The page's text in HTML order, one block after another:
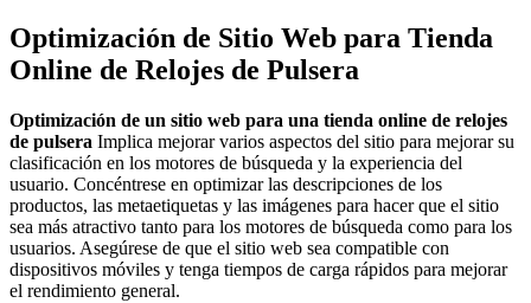
Optimización de Sitio Web para Tienda
Online de Relojes de Pulsera
Optimización de un sitio web para una tienda online de relojes
de pulsera Implica mejorar varios aspectos del sitio para mejorar su
clasificación en los motores de búsqueda y la experiencia del
usuario. Concéntrese en optimizar las descripciones de los
productos, las metaetiquetas y las imágenes para hacer que el sitio
sea más atractivo tanto para los motores de búsqueda como para los
usuarios. Asegúrese de que el sitio web sea compatible con
dispositivos móviles y tenga tiempos de carga rápidos para mejorar
el rendimiento general.